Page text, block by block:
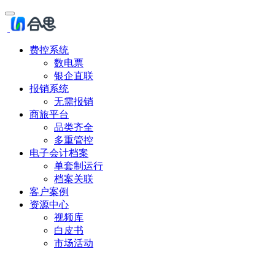
费控系统
数电票
银企直联
报销系统
无需报销
商旅平台
品类齐全
多重管控
电子会计档案
单套制运行
档案关联
客户案例
资源中心
视频库
白皮书
市场活动